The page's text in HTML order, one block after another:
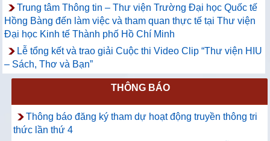
Trung tâm Thông tin – Thư viện Trường Đại học Quốc tế
Hồng Bàng đến làm việc và tham quan thực tế tại Thư viện
Đại học Kinh tế Thành phố Hồ Chí Minh
Lễ tổng kết và trao giải Cuộc thi Video Clip “Thư viện HIU
– Sách, Thơ và Bạn”
THÔNG BÁO
Thông báo đăng ký tham dự hoạt động truyền thông tri
thức lần thứ 4